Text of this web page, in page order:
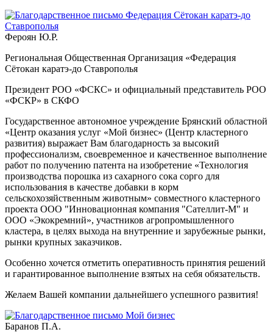
Фероян Ю.Р.
Региональная Общественная Организация «Федерация
Сётокан каратэ-до Ставрополья
Президент РОO «ФСКС» и официальный представитель РОО
«ФСКР» в СКФО
Государственное автономное учреждение Брянский областной
«Центр оказания услуг «Мой бизнес» (Центр кластерного
развития) выражает Вам благодарность за высокий
профессионализм, своевременное и качественное выполнение
работ по получению патента на изобретение «Технология
производства порошка из сахарного сока сорго для
использования в качестве добавки в корм
сельскохозяйственным животным» совместного кластерного
проекта ООО "Инновационная компания "Сателлит-М" и
ООО «Экокремний», участников агропромышленного
кластера, в целях выхода на внутренние и зарубежные рынки,
рынки крупных заказчиков.
Особенно хочется отметить оперативность принятия решений
и гарантированное выполнение взятых на себя обязательств.
Желаем Вашей компании дальнейшего успешного развития!
Баранов П.А.